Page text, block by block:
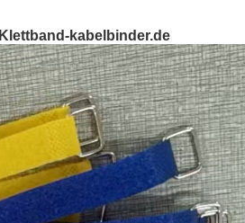
Klettband-kabelbinder.de